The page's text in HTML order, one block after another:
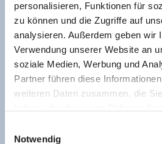
personalisieren, Funktionen für
zu können und die Zugriffe auf
analysieren. Außerdem geben wir
Verwendung unserer Website an
soziale Medien, Werbung und
Partner führen diese
weiteren Daten zusammen, die
Notwendig